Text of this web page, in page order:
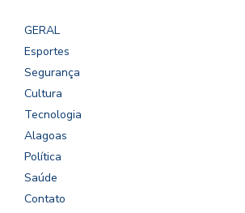
GERAL
Esportes
Segurança
Cultura
Tecnologia
Alagoas
Política
Saúde
Contato